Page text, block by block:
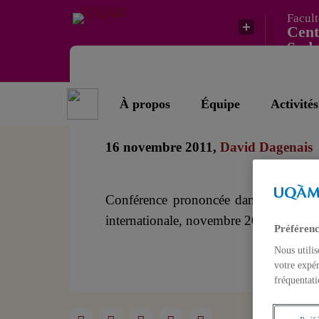
Sud
À propos Équipe Activités
Le système
16 novembre 2011,David Dagenais
Conférence prononcée dans le
internationale, novembre 2011
Nous
votre